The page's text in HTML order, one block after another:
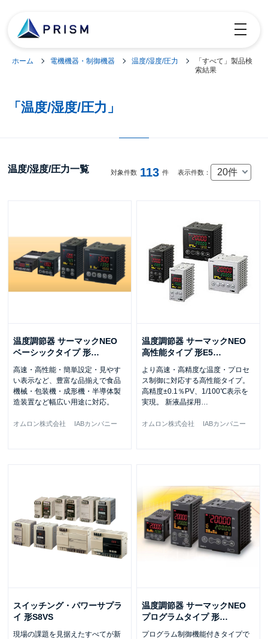
toggle
ホーム 電機機器・制御機器 温度/湿度/圧力
「すべて」製品検
索結果
「温度/湿度/圧力」
温度/湿度/圧力一覧 対象件数 113 件 表示件数： 20件
温度調節器 サーマックNEO
ベーシックタイプ 形…
高速・高性能・簡単設定・見やす
い表示など、豊富な品揃えで食品
機械・包装機・成形機・半導体製
造装置など幅広い用途に対応。
オムロン株式会社 IABカンパニー
温度調節器 サーマックNEO
高性能タイプ 形E5…
より高速・高精度な温度・プロセ
ス制御に対応する高性能タイプ。
高精度±0.1％PV、1/100℃表示を
実現。 新液晶採用 …
オムロン株式会社 IABカンパニー
スイッチング・パワーサプラ
イ 形S8VS
現場の課題を見据えたすべてが新
温度調節器 サーマックNEO
プログラムタイプ 形…
プログラム制御機能付きタイプで